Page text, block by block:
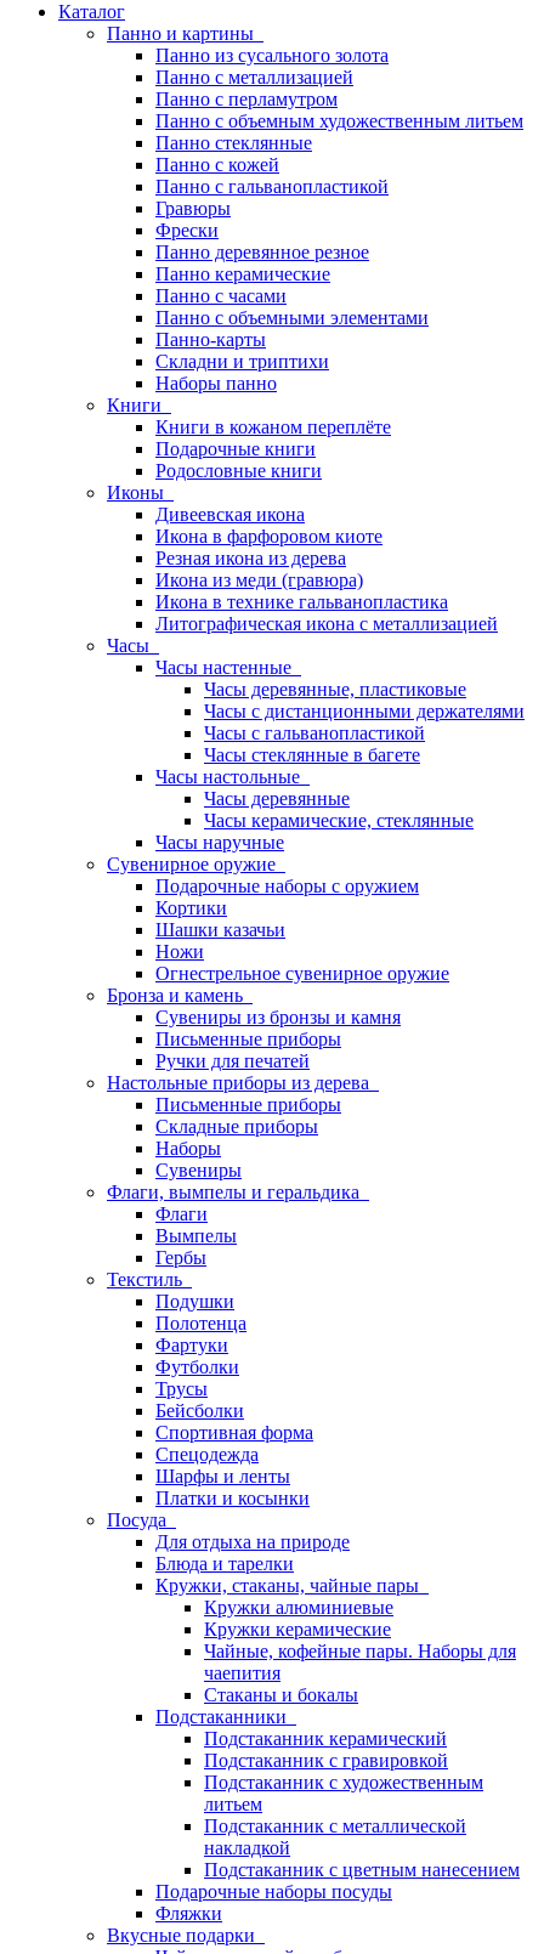
Каталог
Панно и картины
Панно из сусального золота
Панно с металлизацией
Панно с перламутром
Панно с объемным художественным литьем
Панно стеклянные
Панно с кожей
Панно с гальванопластикой
Гравюры
Фрески
Панно деревянное резное
Панно керамические
Панно с часами
Панно с объемными элементами
Панно-карты
Складни и триптихи
Наборы панно
Книги
Книги в кожаном переплёте
Подарочные книги
Родословные книги
Иконы
Дивеевская икона
Икона в фарфоровом киоте
Резная икона из дерева
Икона из меди (гравюра)
Икона в технике гальванопластика
Литографическая икона с металлизацией
Часы
Часы настенные
Часы деревянные, пластиковые
Часы с дистанционными держателями
Часы с гальванопластикой
Часы стеклянные в багете
Часы настольные
Часы деревянные
Часы керамические, стеклянные
Часы наручные
Сувенирное оружие
Подарочные наборы с оружием
Кортики
Шашки казачьи
Ножи
Огнестрельное сувенирное оружие
Бронза и камень
Сувениры из бронзы и камня
Письменные приборы
Ручки для печатей
Настольные приборы из дерева
Письменные приборы
Складные приборы
Наборы
Сувениры
Флаги, вымпелы и геральдика
Флаги
Вымпелы
Гербы
Текстиль
Подушки
Полотенца
Фартуки
Футболки
Трусы
Бейсболки
Спортивная форма
Спецодежда
Шарфы и ленты
Платки и косынки
Посуда
Для отдыха на природе
Блюда и тарелки
Кружки, стаканы, чайные пары
Кружки алюминиевые
Кружки керамические
Чайные, кофейные пары. Наборы для
чаепития
Стаканы и бокалы
Подстаканники
Подстаканник керамический
Подстаканник c гравировкой
Подстаканник с художественным
литьем
Подстаканник с металлической
накладкой
Подстаканник с цветным нанесением
Подарочные наборы посуды
Фляжки
Вкусные подарки